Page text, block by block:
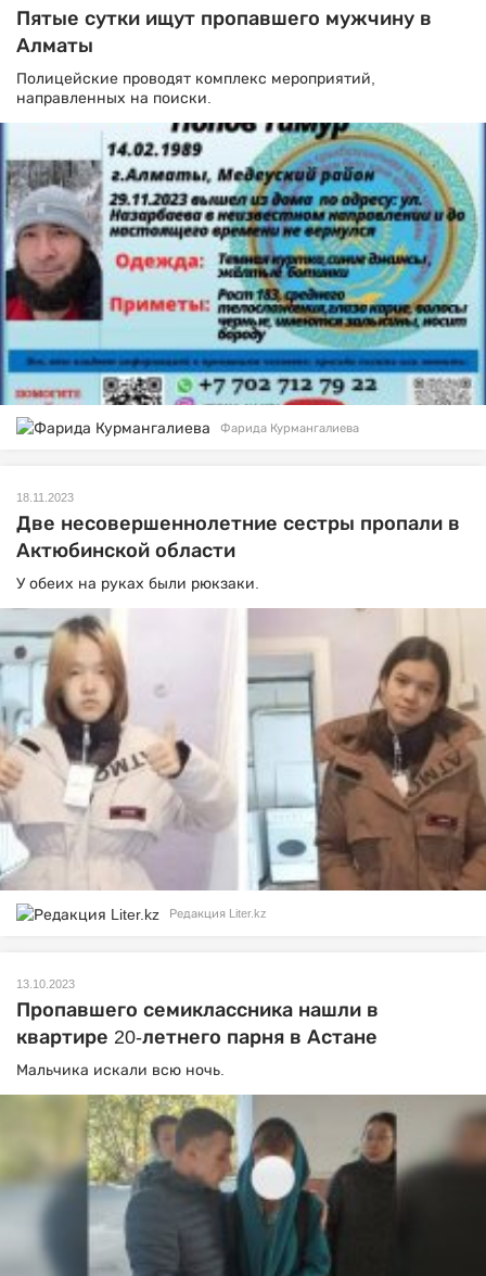
Пятые сутки ищут пропавшего мужчину в
Алматы
Полицейские проводят комплекс мероприятий,
направленных на поиски.
Фарида Курмангалиева
18.11.2023
Две несовершеннолетние сестры пропали в
Актюбинской области
У обеих на руках были рюкзаки.
Редакция Liter.kz
13.10.2023
Пропавшего семиклассника нашли в
квартире 20-летнего парня в Астане
Мальчика искали всю ночь.